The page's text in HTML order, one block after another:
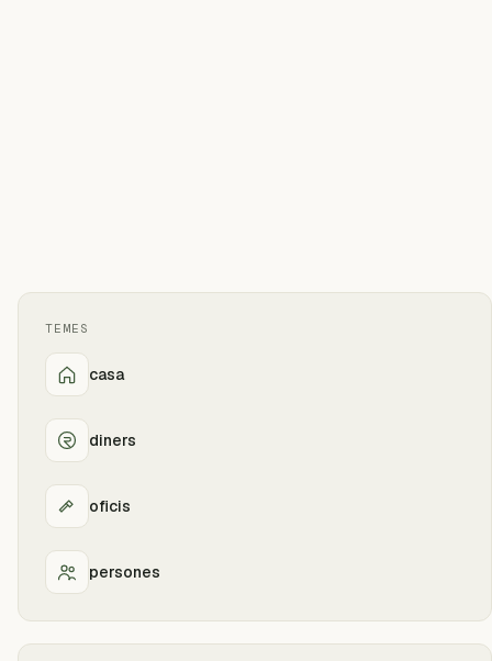
TEMES
casa
diners
oficis
persones